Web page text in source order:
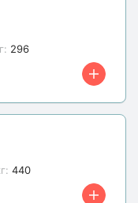
296
440